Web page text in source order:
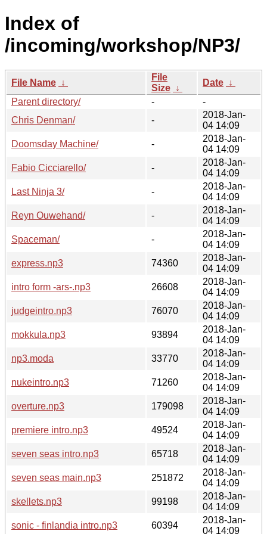
Index of
/incoming/workshop/NP3/
File Name ↓
File
Size ↓
Date ↓
Parent directory/
-
-
Chris Denman/
-
2018-Jan-
04 14:09
Doomsday Machine/
-
2018-Jan-
04 14:09
Fabio Cicciarello/
-
2018-Jan-
04 14:09
Last Ninja 3/
-
2018-Jan-
04 14:09
Reyn Ouwehand/
-
2018-Jan-
04 14:09
Spaceman/
-
2018-Jan-
04 14:09
express.np3
74360
2018-Jan-
04 14:09
intro form -ars-.np3
26608
2018-Jan-
04 14:09
judgeintro.np3
76070
2018-Jan-
04 14:09
mokkula.np3
93894
2018-Jan-
04 14:09
np3.moda
33770
2018-Jan-
04 14:09
nukeintro.np3
71260
2018-Jan-
04 14:09
overture.np3
179098
2018-Jan-
04 14:09
premiere intro.np3
49524
2018-Jan-
04 14:09
seven seas intro.np3
65718
2018-Jan-
04 14:09
seven seas main.np3
251872
2018-Jan-
04 14:09
skellets.np3
99198
2018-Jan-
04 14:09
sonic - finlandia intro.np3
60394
2018-Jan-
04 14:09